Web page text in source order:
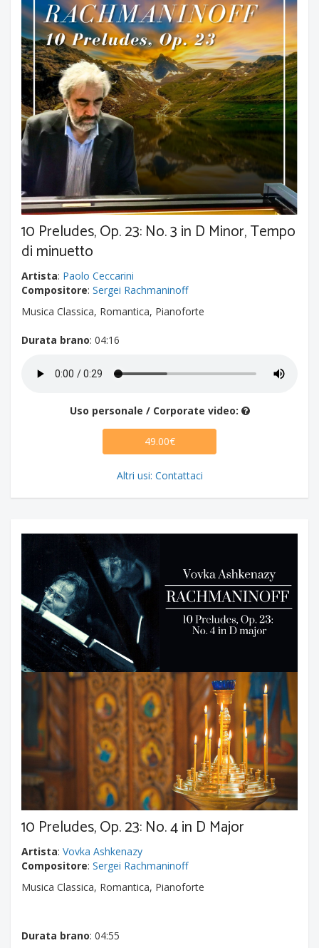
10 Preludes, Op. 23: No. 3 in D Minor, Tempo
di minuetto
Artista: Paolo Ceccarini
Compositore: Sergei Rachmaninoff
Musica Classica, Romantica, Pianoforte
Durata brano: 04:16
Uso personale / Corporate video:
49.00€
Altri usi: Contattaci
10 Preludes, Op. 23: No. 4 in D Major
Artista: Vovka Ashkenazy
Compositore: Sergei Rachmaninoff
Musica Classica, Romantica, Pianoforte
Durata brano: 04:55